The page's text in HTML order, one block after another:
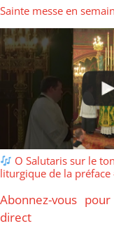
Sainte messe en
O Salutaris sur le
liturgique de la
Abonnez-vous
direct